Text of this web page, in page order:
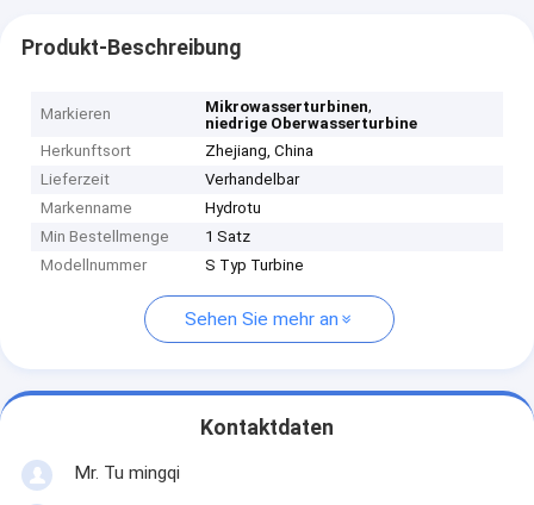
Produkt-Beschreibung
Markieren Mikrowasserturbinen,
niedrige Oberwasserturbine
Herkunftsort
Zhejiang, China
Lieferzeit
Verhandelbar
Markenname
Hydrotu
Min Bestellmenge
1 Satz
Modellnummer
S Typ Turbine
Sehen Sie mehr an
Kontaktdaten
Mr. Tu mingqi